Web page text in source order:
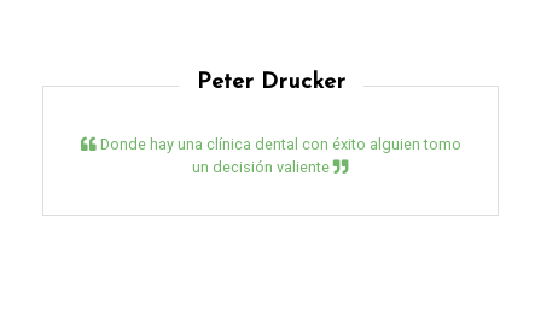
Peter Drucker
Donde hay una clínica dental con éxito alguien tomo
un decisión valiente